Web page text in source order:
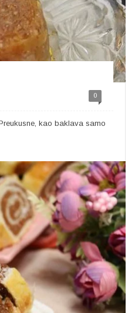
0
kao baklava samo